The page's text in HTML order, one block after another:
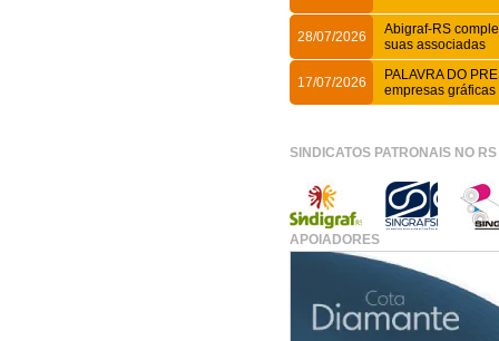
28/07/2026
Abigraf-RS
suas associadas
17/07/2026
PALAVRA DO
empresas gráficas
SINDICATOS PATRONAIS NO RS
APOIADORES